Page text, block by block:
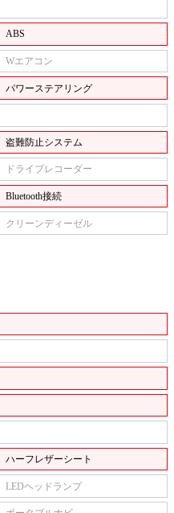
ABS
Wエアコン
パワーステアリング
盗難防止システム
ドライブレコーダー
Bluetooth接続
クリーンディーゼル
ハーフレザーシート
LEDヘッドランプ